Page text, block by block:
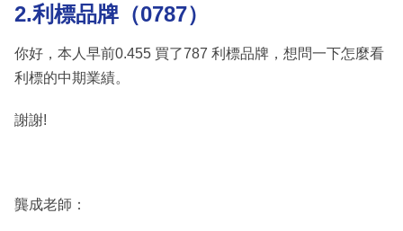
2.利標品牌（0787）
你好，本人早前0.455 買了787 利標品牌，想問一下怎麼看
利標的中期業績。
謝謝!
龔成老師：